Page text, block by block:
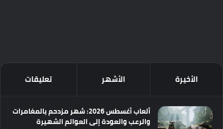
الأخيرة الأشهر تعليقات
ألعاب أغسطس 2026: شهر مزدحم بالمغامرات
والرعب والعودة إلى العوالم الشهيرة